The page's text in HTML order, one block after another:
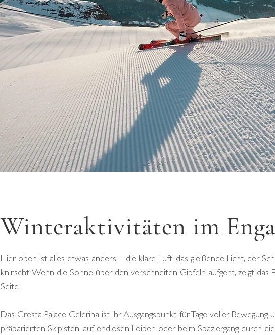
Winteraktivitäten im
Hier oben ist alles etwas anders – die klare Luft, das gleißende Licht, der
knirscht. Wenn die Sonne über den verschneiten Gipfeln aufgeht, zeigt das
Seite.
Das Cresta Palace Celerina ist Ihr Ausgangspunkt für Tage voller
präparierten Skipisten, auf endlosen Loipen oder beim Spaziergang durch